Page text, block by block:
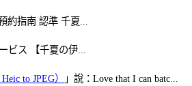
約指南 認準 千夏...
ビス 【千夏の伊...
to JPEG） 」說：Love that I can batc...